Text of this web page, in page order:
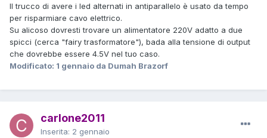
Il trucco di avere i led alternati in antiparallelo è usato da tempo
per risparmiare cavo elettrico.
Su alicoso dovresti trovare un alimentatore 220V adatto a due
spicci (cerca "fairy trasformatore"), bada alla tensione di output
che dovrebbe essere 4.5V nel tuo caso.
Modificato: 1 gennaio da Dumah Brazorf
carlone2011
Inserita: 2 gennaio